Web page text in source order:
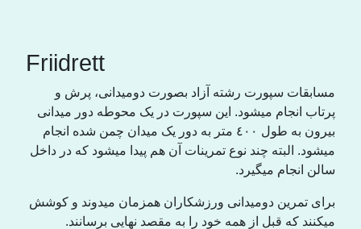
Friidrett
مسابقات سپورت رشتە آزاد بصورت دومیدانی، پرش و
پرتاب انجام میشود. این سپورت در یک محوطە دور میدانی
بیرون بە طول ٤٠٠ متر بە دور یک میدان چمن شدە انجام
میشود. البتە چند نوع تمرینات آن هم پیدا میشود کە در داخل
سالن انجام میگیرد.
برای تمرین دومیدانی ورزشکاران همزمان میدوند و کوشش
میکنند کە قبل از همە خود را بە مقصد نهایی برسانند.